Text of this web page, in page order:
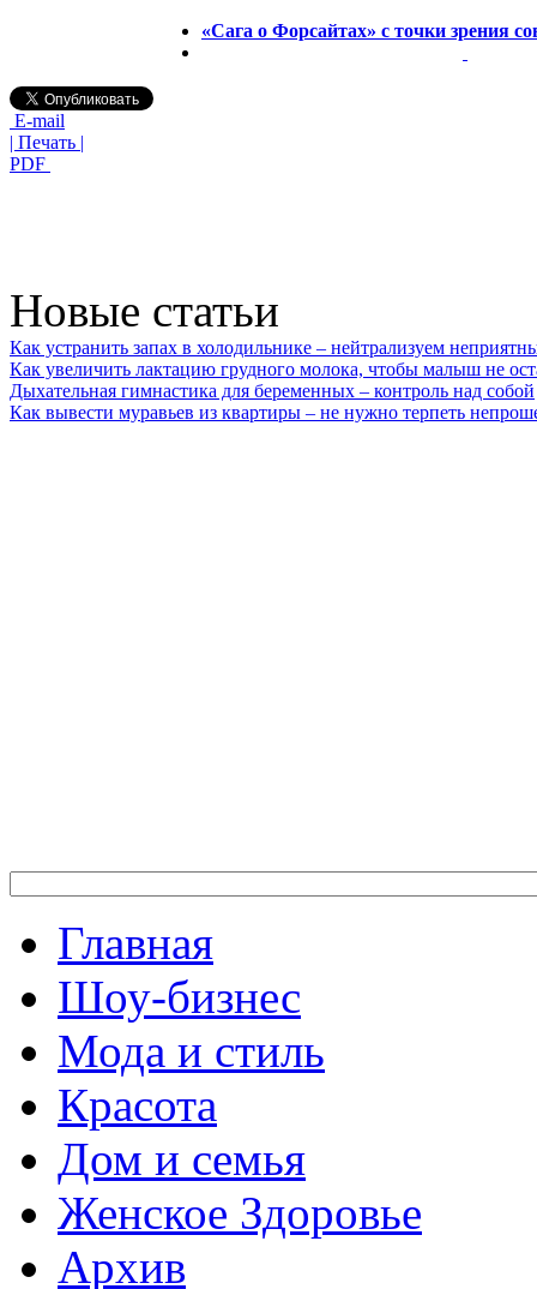
«Сага о Форсайтах» с точки зрения
E-mail
| Печать |
PDF
Новые статьи
Как устранить запах в холодильнике – нейтрализуем
Как увеличить лактацию грудного молока, чтобы малыш не
Дыхательная гимнастика для беременных – контроль над собой
Как вывести муравьев из квартиры – не нужно терпеть
Главная
Шоу-бизнес
Мода и стиль
Красота
Дом и семья
Женское Здоровье
Архив